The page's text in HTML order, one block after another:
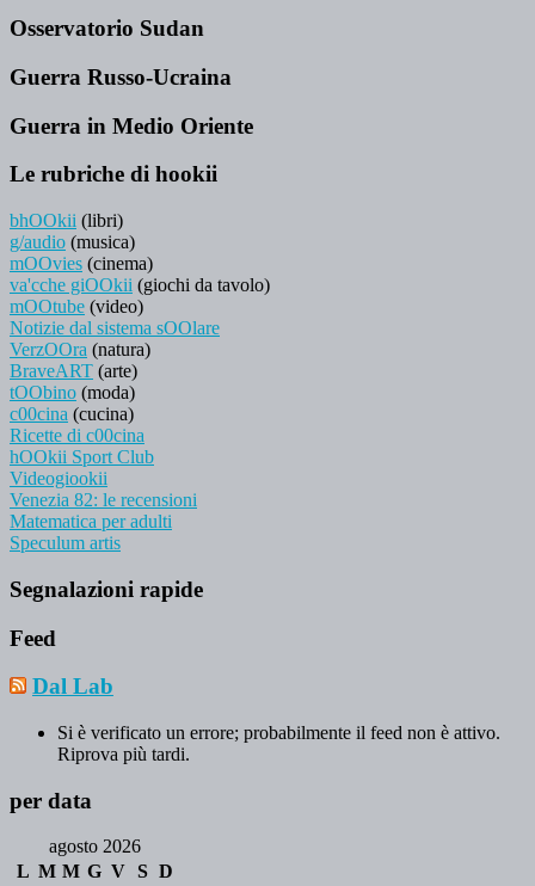
Osservatorio Sudan
Guerra Russo-Ucraina
Guerra in Medio Oriente
Le rubriche di hookii
bhOOkii (libri)
g/audio (musica)
mOOvies (cinema)
va'cche giOOkii (giochi da tavolo)
mOOtube (video)
Notizie dal sistema sOOlare
VerzOOra (natura)
BraveART (arte)
tOObino (moda)
c00cina (cucina)
Ricette di c00cina
hOOkii Sport Club
Videogiookii
Venezia 82: le recensioni
Matematica per adulti
Speculum artis
Segnalazioni rapide
Feed
Dal Lab
Si è verificato un errore; probabilmente il feed non è attivo.
Riprova più tardi.
per data
agosto 2026
L M M G V S D